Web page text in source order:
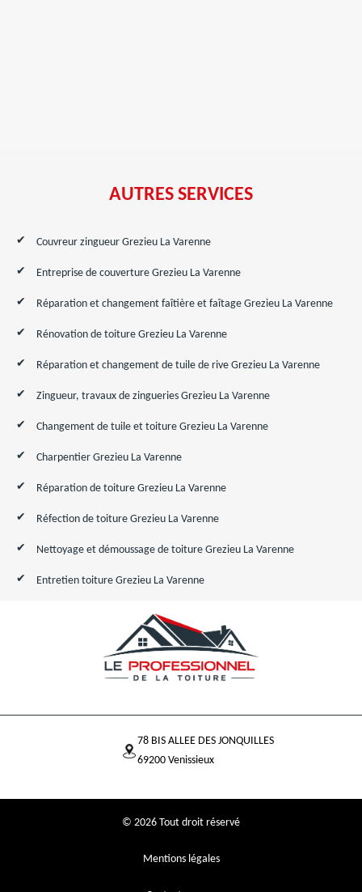
AUTRES SERVICES
Couvreur zingueur Grezieu La Varenne
Entreprise de couverture Grezieu La Varenne
Réparation et changement faîtière et faîtage Grezieu La Varenne
Rénovation de toiture Grezieu La Varenne
Réparation et changement de tuile de rive Grezieu La Varenne
Zingueur, travaux de zingueries Grezieu La Varenne
Changement de tuile et toiture Grezieu La Varenne
Charpentier Grezieu La Varenne
Réparation de toiture Grezieu La Varenne
Réfection de toiture Grezieu La Varenne
Nettoyage et démoussage de toiture Grezieu La Varenne
Entretien toiture Grezieu La Varenne
78 BIS ALLEE DES JONQUILLES
69200 Venissieux
© 2026 Tout droit réservé
Mentions légales